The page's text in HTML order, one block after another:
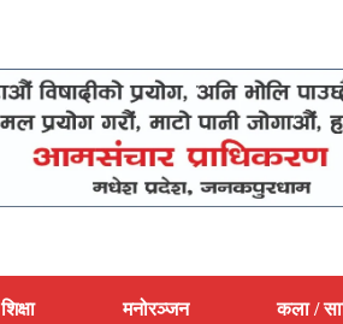
शिक्षा मनोरञ्जन कला /